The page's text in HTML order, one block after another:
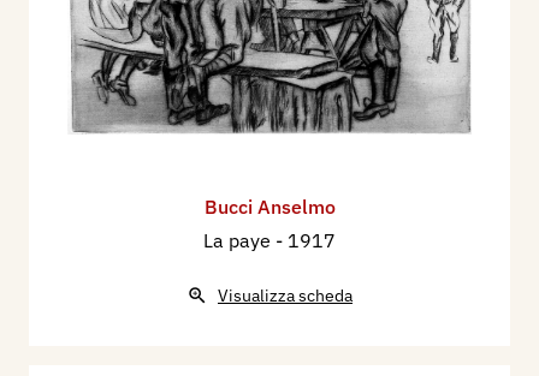
Bucci Anselmo
La paye - 1917
Visualizza scheda